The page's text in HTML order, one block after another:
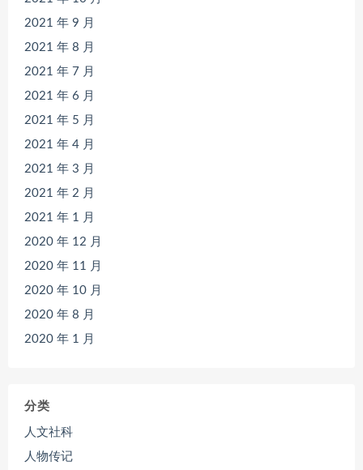
2021 年 9 月
2021 年 8 月
2021 年 7 月
2021 年 6 月
2021 年 5 月
2021 年 4 月
2021 年 3 月
2021 年 2 月
2021 年 1 月
2020 年 12 月
2020 年 11 月
2020 年 10 月
2020 年 8 月
2020 年 1 月
分类
人文社科
人物传记